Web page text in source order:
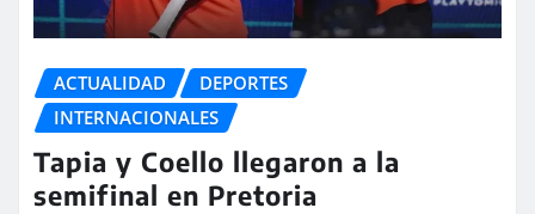
ACTUALIDAD
DEPORTES
INTERNACIONALES
Tapia y Coello llegaron a la
semifinal en Pretoria